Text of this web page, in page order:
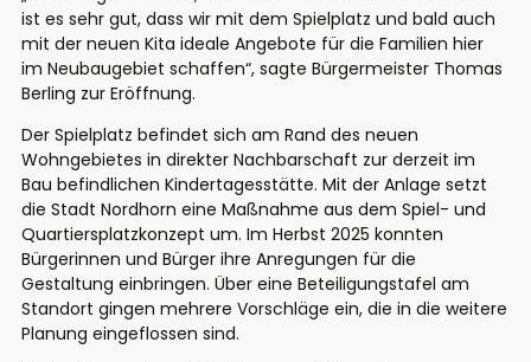
ist es sehr gut, dass wir mit dem Spielplatz und bald auch
mit der neuen Kita ideale Angebote für die Familien hier
im Neubaugebiet schaffen“, sagte Bürgermeister Thomas
Berling zur Eröffnung.
Der Spielplatz befindet sich am Rand des neuen
Wohngebietes in direkter Nachbarschaft zur derzeit im
Bau befindlichen Kindertagesstätte. Mit der Anlage setzt
die Stadt Nordhorn eine Maßnahme aus dem Spiel- und
Quartiersplatzkonzept um. Im Herbst 2025 konnten
Bürgerinnen und Bürger ihre Anregungen für die
Gestaltung einbringen. Über eine Beteiligungstafel am
Standort gingen mehrere Vorschläge ein, die in die weitere
Planung eingeflossen sind.